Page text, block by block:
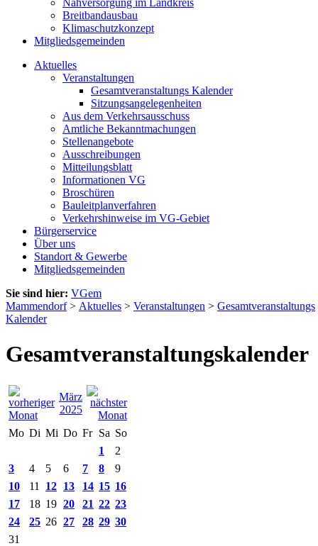
Nahversorgung im Landkreis
Breitbandausbau
Klimaschutzkonzept
Mitgliedsgemeinden
Aktuelles
Veranstaltungen
Gesamtveranstaltungs Kalender
Sitzungsangelegenheiten
Aus dem Verkehrsausschuss
Amtliche Bekanntmachungen
Stellenangebote
Ausschreibungen
Mitteilungsblatt
Informationen VG
Broschüren
Bauleitplanverfahren
Verkehrshinweise im VG-Gebiet
Bürgerservice
Über uns
Standort & Gewerbe
Mitgliedsgemeinden
Sie sind hier: VGem
Mammendorf> Aktuelles > Veranstaltungen > Gesamtveranstaltungs
Kalender
Gesamtveranstaltungskalender
März
2025
Mo Di Mi Do Fr Sa So
1
2
3
4 5 6 7 8
9
10
11 12 13 14 15 16
17
18 19 20 21 22 23
24
25 26 27 28 29 30
31